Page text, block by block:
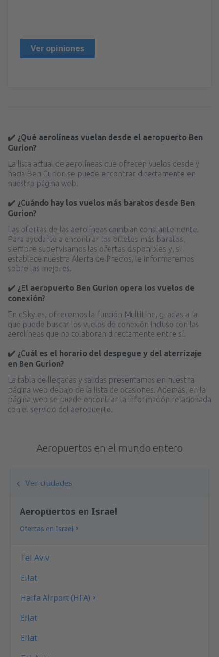
Ver opiniones
✔️ ¿Qué aerolíneas vuelan desde el aeropuerto Ben
Gurion?
La lista actual de aerolíneas que ofrecen vuelos desde y
hacia Ben Gurion se puede encontrar directamente en
nuestra página web.
✔️ ¿Cuándo hay los vuelos más baratos desde Ben
Gurion?
Las ofertas de las aerolíneas cambian constantemente.
Para ayudarte a encontrar los billetes más baratos,
siempre supervisamos las ofertas disponibles y, si
establece nuestra Alerta de Precios, le informaremos
sobre las mejores.
✔️ ¿El aeropuerto Ben Gurion opera los vuelos de
conexión?
En eSky.es, ofrecemos la función MultiLine, gracias a la
que puede buscar los vuelos de conexión incluso con las
aerolíneas que no colaboran directamente entre sí.
✔️ ¿Cuál es el horario del despegue y del aterrizaje
en Ben Gurion?
La tabla de llegadas y salidas presentamos en nuestra
página web debajo de la lista de ocasiones. Además, en la
página web se puede encontrar la información relacionada
con el servicio del aeropuerto.
Aeropuertos en el mundo entero
Ver ciudades
Aeropuertos en Israel
Ofertas en Israel
Tel Aviv
Eilat
Haifa Airport (HFA)
Eilat
Eilat